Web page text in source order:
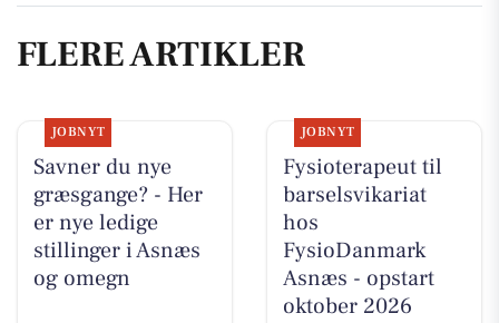
FLERE ARTIKLER
JOBNYT
Savner du nye
græsgange? - Her
er nye ledige
stillinger i Asnæs
og omegn
JOBNYT
Fysioterapeut til
barselsvikariat
hos
FysioDanmark
Asnæs - opstart
oktober 2026